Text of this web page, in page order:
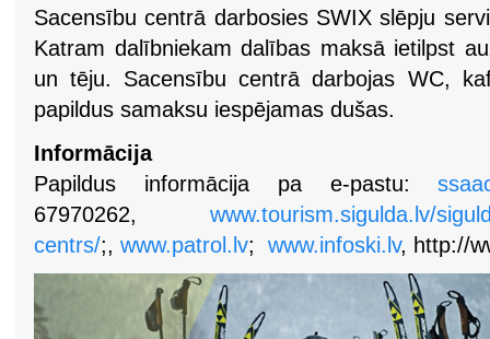
Sacensību centrā darbosies SWIX slēpju
Katram dalībniekam dalības maksā ietilpst
un tēju. Sacensību centrā darbojas WC,
papildus samaksu iespējamas dušas.
Informācija
Papildus informācija pa e-pastu:
67970262, www.tourism.sigulda.lv/
centrs/;, www.patrol.lv; www.infoski.lv, http://